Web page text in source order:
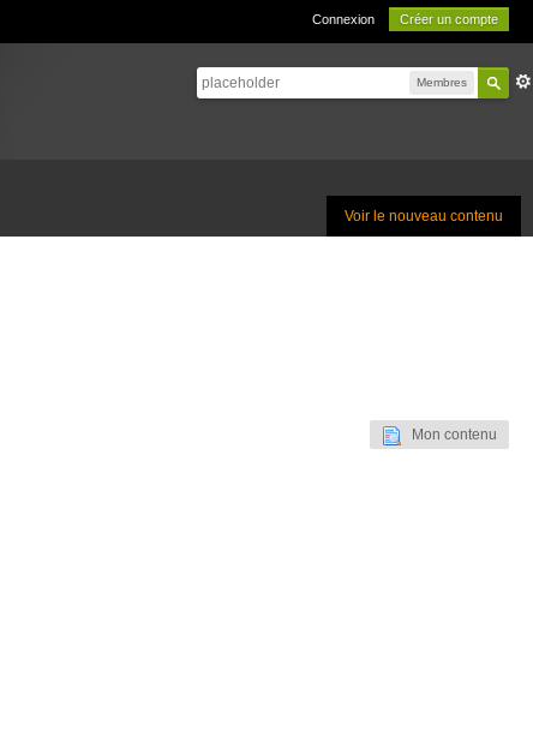
Connexion Créer un compte
Membres
Voir le nouveau contenu
Mon contenu